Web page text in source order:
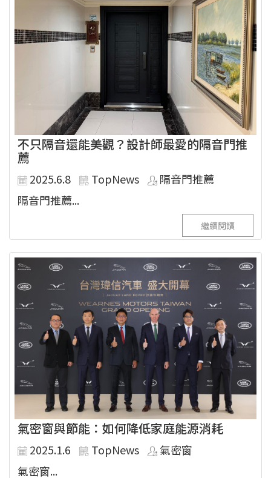
不只隔音還能美觀？設計師最愛的隔音門推
薦
2025.6.8 TopNews
隔音門推薦
隔音門推薦...
繼續閱讀
氣密窗與節能：如何降低家庭能源消耗
2025.1.6 TopNews
氣密窗
氣密窗...